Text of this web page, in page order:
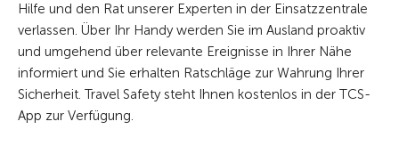
Hilfe und den Rat unserer Experten in der Einsatzzentrale
verlassen. Über Ihr Handy werden Sie im Ausland proaktiv
und umgehend über relevante Ereignisse in Ihrer Nähe
informiert und Sie erhalten Ratschläge zur Wahrung Ihrer
Sicherheit. Travel Safety steht Ihnen kostenlos in der TCS-
App zur Verfügung.